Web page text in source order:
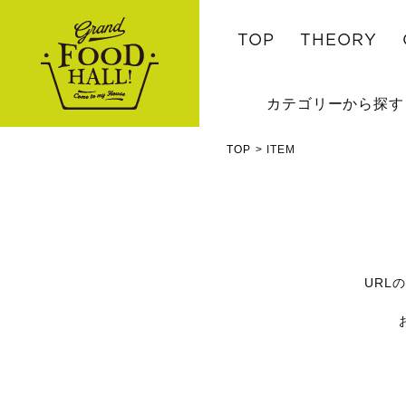
TOP THEORY
カテゴリーから探す
TOP ITEM
URL